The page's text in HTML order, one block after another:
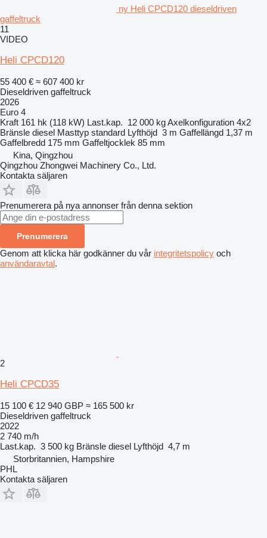
ny Heli CPCD120 dieseldriven
gaffeltruck
11
VIDEO
Heli CPCD120
55 400 € ≈ 607 400 kr
Dieseldriven gaffeltruck
2026
Euro 4
Kraft 161 hk (118 kW) Last.kap. 12 000 kgAxelkonfiguration 4x2
Bränsle diesel Masttyp standard Lyfthöjd 3 m Gaffellängd 1,37 m
Gaffelbredd 175 mm Gaffeltjocklek 85 mm
Kina, Qingzhou
Qingzhou Zhongwei Machinery Co., Ltd.
Kontakta säljaren
Prenumerera på nya annonser från denna sektion
Prenumerera
Genom att klicka här godkänner du vår integritetspolicy och
användaravtal.
2
Heli CPCD35
15 100 € 12 940 GBP ≈ 165 500 kr
Dieseldriven gaffeltruck
2022
2 740 m/h
Last.kap. 3 500 kg Bränsle diesel Lyfthöjd 4,7 m
Storbritannien, Hampshire
PHL
Kontakta säljaren